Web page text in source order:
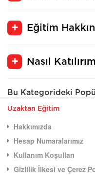
Eğitim
Nasıl
Bu Kategorideki
Uzaktan Eğitim
Hakkımızda
Hesap Numaralarımız
Kullanım Koşulları
Gizlilik İlkesi ve Çerez